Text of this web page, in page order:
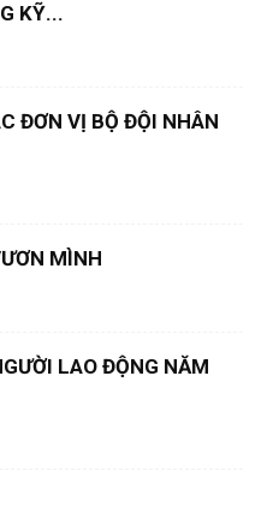
KỸ...
ĐƠN VỊ BỘ ĐỘI NHÂN
MÌNH
LAO ĐỘNG NĂM